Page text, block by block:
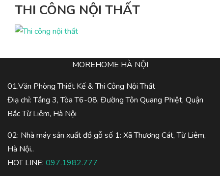
THI CÔNG NỘI THẤT
MOREHOME HÀ NỘI
01.Văn Phòng Thiết Kế & Thi Công Nội Thất
Điạ chỉ: Tầng 3, Tòa T6-08, Đường Tôn Quang Phiệt, Quận
Bắc Từ Liêm, Hà Nội
02: Nhà máy sản xuất đồ gỗ số 1: Xã Thượng Cát, Từ Liêm,
Hà Nội..
HOT LINE: 097.1982.777